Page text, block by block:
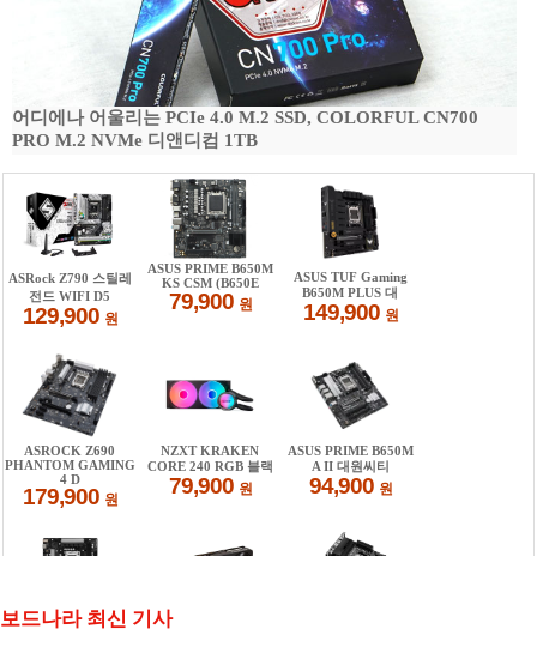
어디에나 어울리는 PCIe 4.0 M.2 SSD, COLORFUL CN700
PRO M.2 NVMe 디앤디컴 1TB
보드나라 최신 기사